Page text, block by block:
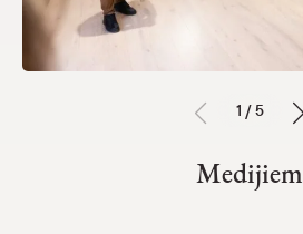
Krājums
Muzeja Ziņnesis
Muzeja vēsture
1 / 5
Medijiem